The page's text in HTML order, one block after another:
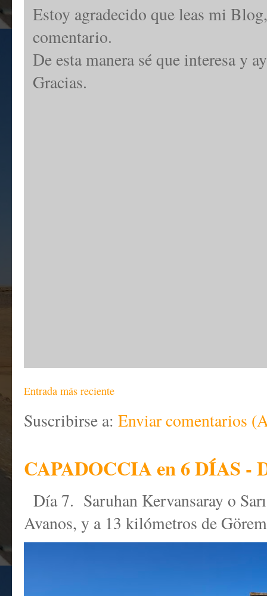
Estoy agradecido que leas mi
comentario.
De esta manera sé que interesa y
Gracias.
Entrada más reciente
Suscribirse a: Enviar comentarios
CAPADOCCIA en 6 DÍAS -
Día 7. Saruhan Kervansaray o
Avanos, y a 13 kilómetros de